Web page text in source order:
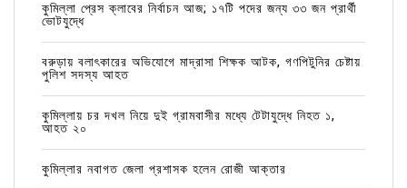
কুমিল্লা প্রেস ক্লাবের নির্বাচন আজ; ১৭টি পদের জন্য ৩৩ জন প্রার্থী
ভোটযুদ্ধে
বরুড়ায় বলাৎকারের অভিযোগে মাদ্রাসা শিক্ষক আটক, গণপিটুনির চেষ্টায়
পুলিশ সদস্য আহত
কুমিল্লায় চর দখল নিয়ে দুই গ্রামবাসীর মধ্যে টেটাযুদ্ধে নিহত ১,
আহত ২০
কুমিল্লার নবাগত জেলা প্রশাসক হলেন রোজী আক্তার